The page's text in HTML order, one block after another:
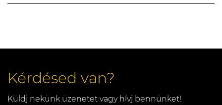
Kérdésed van?
Küldj nekünk üzenetet vagy hívj bennünket!